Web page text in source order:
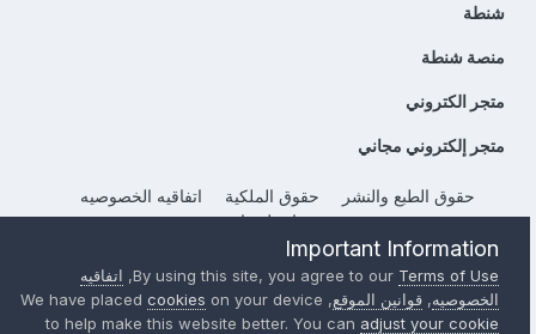
شنطة
منصة شنطة
متجر الكتروني
متجر إلكتروني مجاني
حقوق الطبع والنشر حقوق الملكية
اتفاقيه الخصوصيه
إتصل بنا
Powered by Invision CommunityImportant Information
By using this site, you agree to ourTerms of Use
, اتفاقيه
الخصوصيه, قوانين الموقع, We have placed
cookies on your device
to help make this website better. You canadjust your cookie